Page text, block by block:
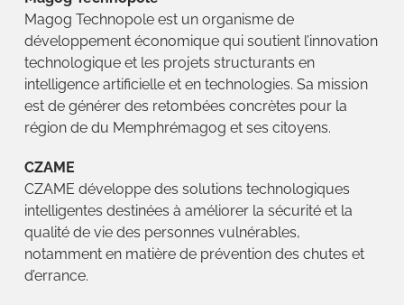
Magog Technopole est un organisme de
développement économique qui soutient l’innovation
technologique et les projets structurants en
intelligence artificielle et en technologies. Sa mission
est de générer des retombées concrètes pour la
région de du Memphrémagog et ses citoyens.
CZAME
CZAME développe des solutions technologiques
intelligentes destinées à améliorer la sécurité et la
qualité de vie des personnes vulnérables,
notamment en matière de prévention des chutes et
d’errance.